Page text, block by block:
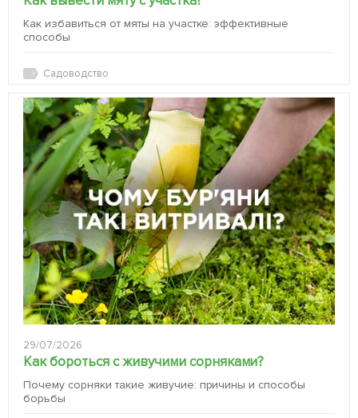
Как избавиться от мяты на участке: эффективные
способы
Садоводство
29/07/2026
Как бороться с живучими сорняками?
Почему сорняки такие живучие: причины и способы
борьбы